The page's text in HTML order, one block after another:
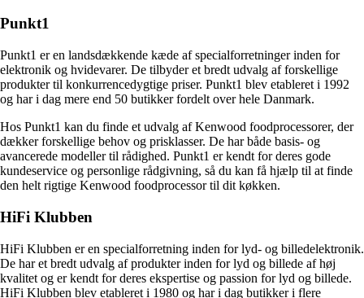
Punkt1
Punkt1 er en landsdækkende kæde af specialforretninger inden for
elektronik og hvidevarer. De tilbyder et bredt udvalg af forskellige
produkter til konkurrencedygtige priser. Punkt1 blev etableret i 1992
og har i dag mere end 50 butikker fordelt over hele Danmark.
Hos Punkt1 kan du finde et udvalg af Kenwood foodprocessorer, der
dækker forskellige behov og prisklasser. De har både basis- og
avancerede modeller til rådighed. Punkt1 er kendt for deres gode
kundeservice og personlige rådgivning, så du kan få hjælp til at finde
den helt rigtige Kenwood foodprocessor til dit køkken.
HiFi Klubben
HiFi Klubben er en specialforretning inden for lyd- og billedelektronik.
De har et bredt udvalg af produkter inden for lyd og billede af høj
kvalitet og er kendt for deres ekspertise og passion for lyd og billede.
HiFi Klubben blev etableret i 1980 og har i dag butikker i flere